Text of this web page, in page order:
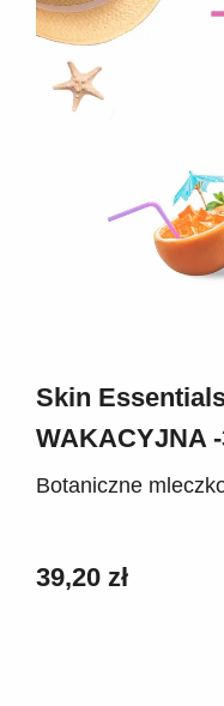
Skin
WAKACYJNA
Botaniczne
39,20 zł